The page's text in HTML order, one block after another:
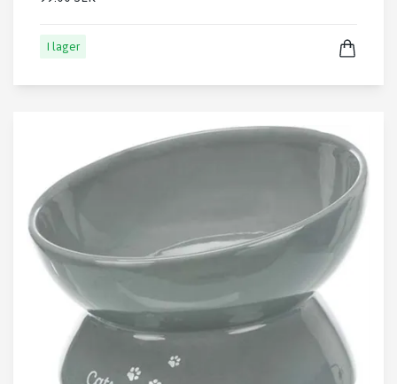
I lager